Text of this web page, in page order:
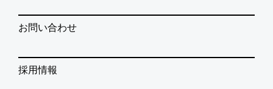
お問い合わせ
採用情報